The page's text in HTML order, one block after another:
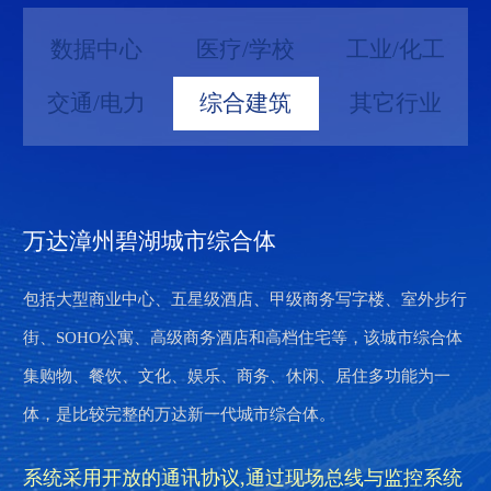
数据中心 医疗/学校 工业/化工
交通/电力 综合建筑 其它行业
数据中心
雅达电子助力国家电投打造数字化、价值型财务共享云平台，
支撑计划与财务管理体系适应“计划统筹“与”价值管理“的新转
变，提升财务管控能力，共同支撑国家电投实现世界一流清洁
能源企业的愿景
使用产品和解决方案：列头柜综合监控系统
湖南省妇幼保健院电力监控项目
医院拥有小儿遗传代谢性疾病防治临床医疗技术研究中心、儿
童染色体疾病研究中心、产前诊断中心、妇女保健技术指导中
心等10个湖南省临床诊疗和研究中心；中医妇科、产科、妇产
疼痛专科、宫颈病变诊治专科、辅助生殖与优生优育科等7个
国家级、省级重点专科。
云南天冶化工文山氧化铝配套建设氯碱项目
是云南文山氧化铝项目的原料配套建设基地，文山氧化铝配套
建设氯碱项目总投资：28.5亿元 ，项目地点：文山市马塘工
业园区。
开放的通讯协议,通过现场总线与监控系统相连，实
现数据通讯和控制功能。
防东高速公路电力监控项目
防城至东兴高速公路是国家高速公路网规划兰州至海口高速公
路钦州至东兴联络线的一段，也是广西高速公路网规划的重要
组成部分。全线位于防城港市境内，起于防城区大宝坝村，终
于东兴市东面楠木山村，与规划的中越北仑河二桥引道相连，
全长54.68公里。
万达漳州碧湖城市综合体
包括大型商业中心、五星级酒店、甲级商务写字楼、室外步行
街、SOHO公寓、高级商务酒店和高档住宅等，该城市综合体
集购物、餐饮、文化、娱乐、商务、休闲、居住多功能为一
体，是比较完整的万达新一代城市综合体。
系统采用开放的通讯协议,通过现场总线与监控系统
河源城市能耗管理项目
为了达到节能减排的指标，通过信息化指导政府决策，河源市
政府参照国家相关的支持政策，利用中央政府、省政府和地方
政府的专项资金，建设重点用能单位能耗在线监测平台。
对企业能源系统的生产、输配和消耗环节实施集中
扁平化的动态监控和数字化管理